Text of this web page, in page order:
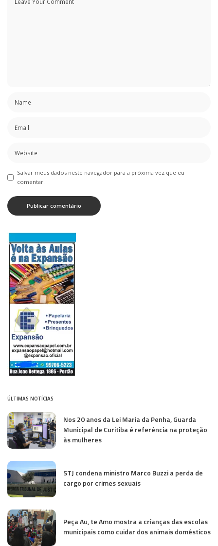
Salvar meus dados neste navegador para a próxima vez que eu
comentar.
ÚLTIMAS NOTÍCIAS
Nos 20 anos da Lei Maria da Penha, Guarda
Municipal de Curitiba é referência na proteção
às mulheres
STJ condena ministro Marco Buzzi a perda de
cargo por crimes sexuais
Peça Au, te Amo mostra a crianças das escolas
municipais como cuidar dos animais domésticos